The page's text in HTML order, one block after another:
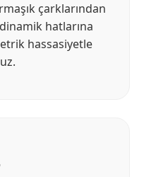
çarklarından
hatlarına
hassasiyetle